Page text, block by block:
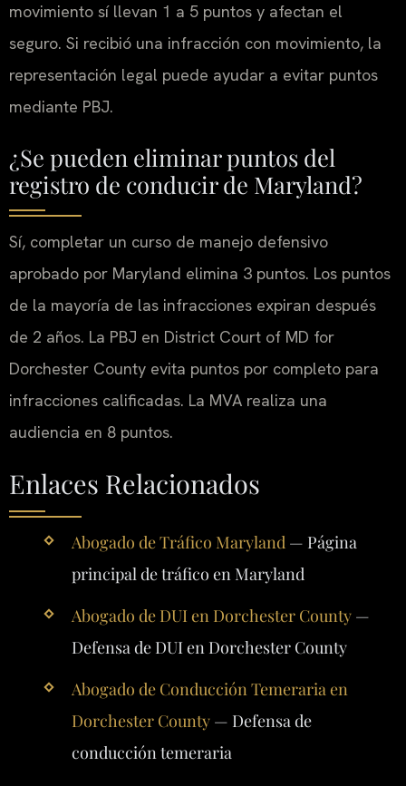
movimiento sí llevan 1 a 5 puntos y afectan el
seguro. Si recibió una infracción con movimiento, la
representación legal puede ayudar a evitar puntos
mediante PBJ.
¿Se pueden eliminar puntos del
registro de conducir de Maryland?
Sí, completar un curso de manejo defensivo
aprobado por Maryland elimina 3 puntos. Los puntos
de la mayoría de las infracciones expiran después
de 2 años. La PBJ en District Court of MD for
Dorchester County evita puntos por completo para
infracciones calificadas. La MVA realiza una
audiencia en 8 puntos.
Enlaces Relacionados
Abogado de Tráfico Maryland— Página
principal de tráfico en Maryland
Abogado de DUI en Dorchester County—
Defensa de DUI en Dorchester County
Abogado de Conducción Temeraria en
Dorchester County— Defensa de
conducción temeraria